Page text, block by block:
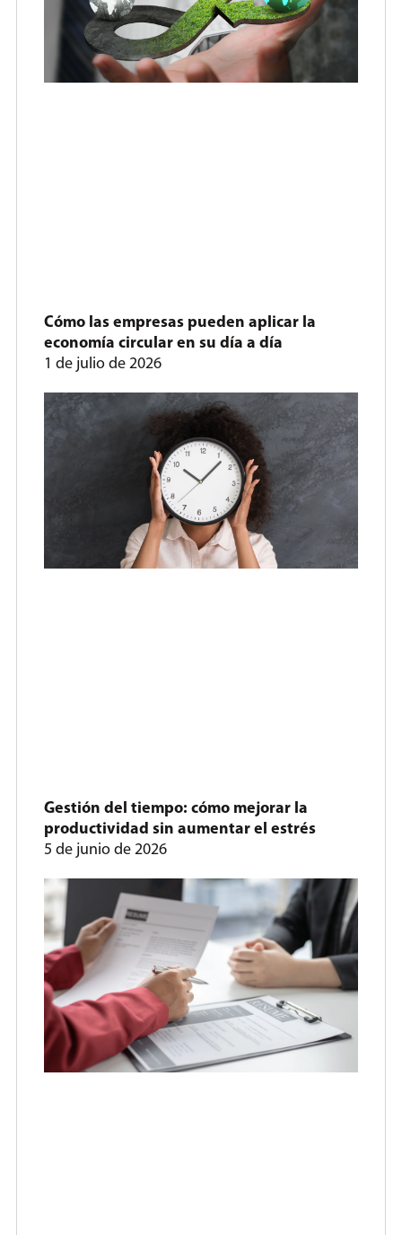
Cómo las empresas pueden aplicar la
economía circular en su día a día
1 de julio de 2026
Gestión del tiempo: cómo mejorar la
productividad sin aumentar el estrés
5 de junio de 2026